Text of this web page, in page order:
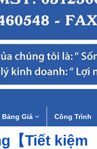
Bảng Giá Công Trình
【Tiết kiệm